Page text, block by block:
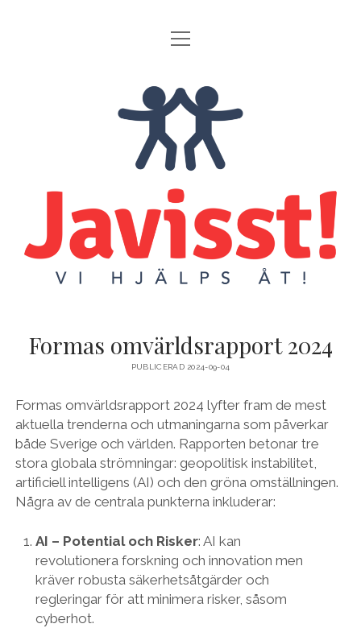
HEJ!
COOKIE-POLICY
öppna
meny
Formas omvärldsrapport 2024
PUBLICERAD 2024-09-04
Formas omvärldsrapport 2024 lyfter fram de mest
aktuella trenderna och utmaningarna som påverkar
både Sverige och världen. Rapporten betonar tre
stora globala strömningar: geopolitisk instabilitet,
artificiell intelligens (AI) och den gröna omställningen.
Några av de centrala punkterna inkluderar:
AI – Potential och Risker: AI kan
revolutionera forskning och innovation men
kräver robusta säkerhetsåtgärder och
regleringar för att minimera risker, såsom
cyberhot.